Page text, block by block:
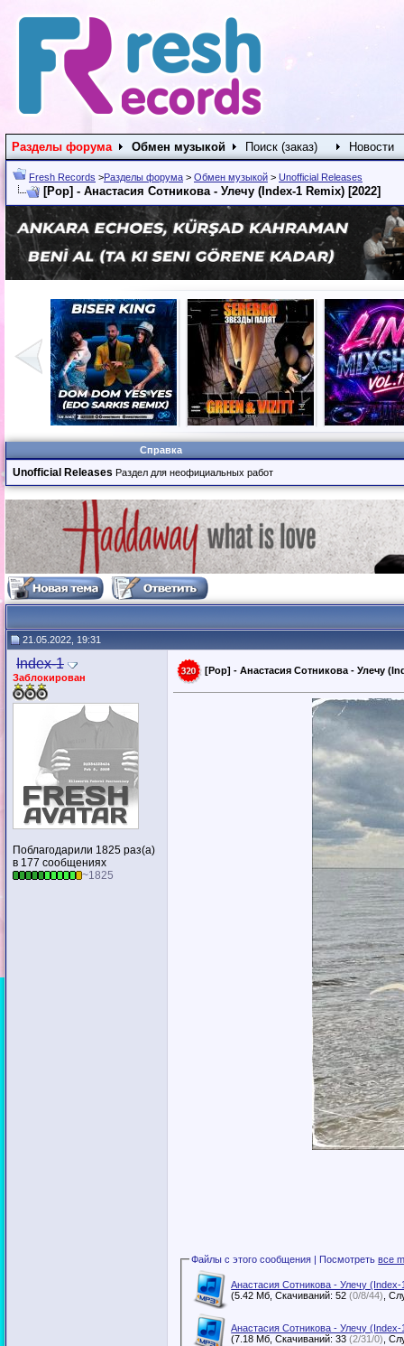
Разделы форума Обмен музыкой Поиск (заказ) Новости
Fresh Records >Разделы форума > Обмен музыкой > Unofficial Releases
[Pop] - Анастасия Сотникова - Улечу (Index-1 Remix) [2022]
Справка
Unofficial Releases Раздел для неофициальных работ
21.05.2022, 19:31
Index-1
Заблокирован
Поблагодарили 1825 раз(а)
в 177 сообщениях
~1825
[Pop] - Анастасия Сотникова - Улечу
Файлы с этого сообщения | Посмотретьвсе
Анастасия Сотникова - Улечу
(5.42 Мб, Скачиваний: 52(0/8/44)
Анастасия Сотникова - Улечу
(7.18 Мб, Скачиваний: 33(2/31/0)